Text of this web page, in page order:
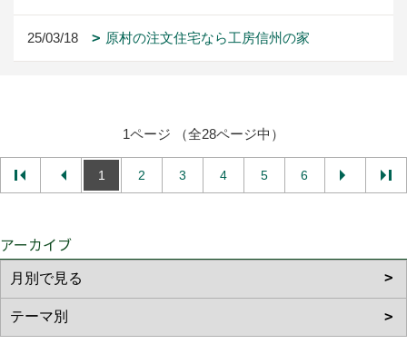
25/03/18 原村の注文住宅なら工房信州の家
1ページ （全28ページ中）
1 2 3 4 5 6
アーカイブ